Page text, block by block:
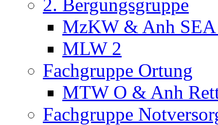
2. Bergungsgruppe
MzKW & Anh
MLW 2
Fachgruppe Ortung
MTW O & Anh
Fachgruppe